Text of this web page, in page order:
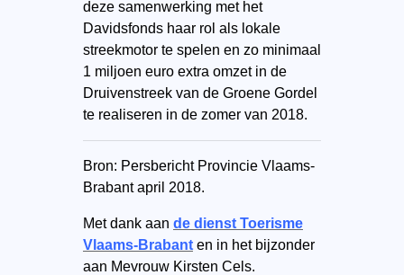
deze samenwerking met het
Davidsfonds haar rol als lokale
streekmotor te spelen en zo minimaal
1 miljoen euro extra omzet in de
Druivenstreek van de Groene Gordel
te realiseren in de zomer van 2018.
Bron: Persbericht Provincie Vlaams-
Brabant april 2018.
Met dank aan de dienst Toerisme
Vlaams-Brabanten in het bijzonder
aan Mevrouw Kirsten Cels.